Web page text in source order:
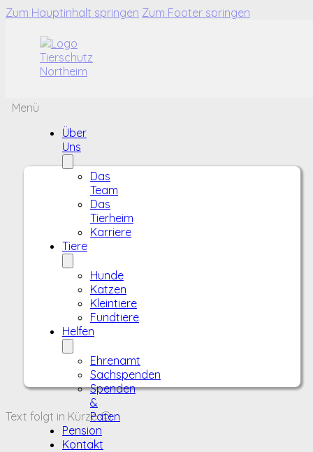
Zum Hauptinhalt springen Zum Footer springen
Menü
Über
Uns
Das
Team
Das
Tierheim
Karriere
Tiere
Hunde
Katzen
Kleintiere
Fundtiere
Helfen
Ehrenamt
Sachspenden
Spenden
&
Paten
Pension
Kontakt
Text folgt in Kürze 🙂